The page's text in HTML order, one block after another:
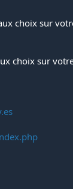
choix sur
choix sur